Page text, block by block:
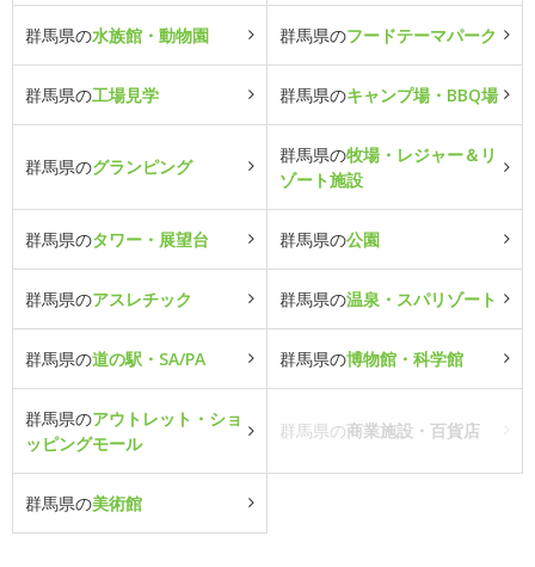
群馬県の水族館・動物園 群馬県のフードテーマパーク
群馬県の工場見学 群馬県のキャンプ場・BBQ場
群馬県のグランピング
群馬県の牧場・レジャー＆リ
ゾート施設
群馬県のタワー・展望台 群馬県の公園
群馬県のアスレチック 群馬県の温泉・スパリゾート
群馬県の道の駅・SA/PA 群馬県の博物館・科学館
群馬県のアウトレット・ショ
ッピングモール
群馬県の商業施設・百貨店
群馬県の美術館